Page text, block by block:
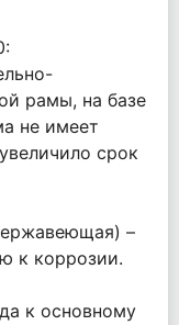
рамы, на базе
не имеет
срок
–
к коррозии.
к основному